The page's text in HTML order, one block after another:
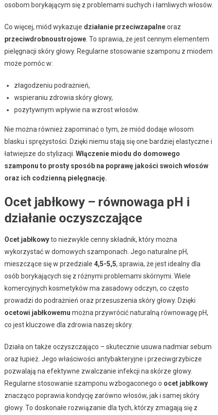
osobom borykającym się z problemami suchych i łamliwych włosów.
Co więcej, miód wykazuje działanie przeciwzapalneoraz
przeciwdrobnoustrojowe. To sprawia, że jest cennym elementem
pielęgnacji skóry głowy. Regularne stosowanie szamponu z miodem
może pomóc w:
złagodzeniu podrażnień,
wspieraniu zdrowia skóry głowy,
pozytywnym wpływie na wzrost włosów.
Nie można również zapominać o tym, że miód dodaje włosom
blasku i sprężystości. Dzięki niemu stają się one bardziej elastyczne i
łatwiejsze do stylizacji. Włączenie miodu do domowego
szamponu to prosty sposób na poprawę jakości swoich włosów
oraz ich codzienną pielęgnację.
Ocet jabłkowy – równowaga pH i
działanie oczyszczające
Ocet jabłkowyto niezwykle cenny składnik, który można
wykorzystać w domowych szamponach. Jego naturalne pH,
mieszczące się w przedziale 4,5-5,5, sprawia, że jest idealny dla
osób borykających się z różnymi problemami skórnymi. Wiele
komercyjnych kosmetyków ma zasadowy odczyn, co często
prowadzi do podrażnień oraz przesuszenia skóry głowy. Dzięki
ocetowi jabłkowemu można przywrócić naturalną równowagę pH,
co jest kluczowe dla zdrowia naszej skóry.
Działa on także oczyszczająco – skutecznie usuwa nadmiar sebum
oraz łupież. Jego właściwości antybakteryjne i przeciwgrzybicze
pozwalają na efektywne zwalczanie infekcji na skórze głowy.
Regularne stosowanie szamponu wzbogaconego o ocet jabłkowy
znacząco poprawia kondycję zarówno włosów, jak i samej skóry
głowy. To doskonałe rozwiązanie dla tych, którzy zmagają się z